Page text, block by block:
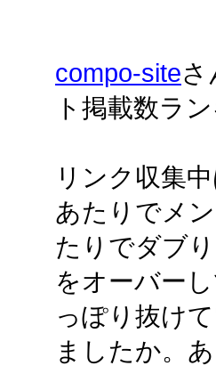
compo-siteさ
ト掲載数ラ
リンク収集
あたりでメ
たりでダブ
をオーバー
っぽり抜け
ましたか。